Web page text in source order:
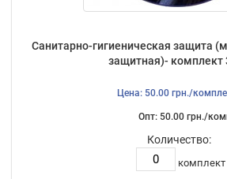
Санитарно-гигиеническая защита
защитная)- комплект
Цена: 50.00 грн./
Опт: 50.00 грн./
Количество:
комплект